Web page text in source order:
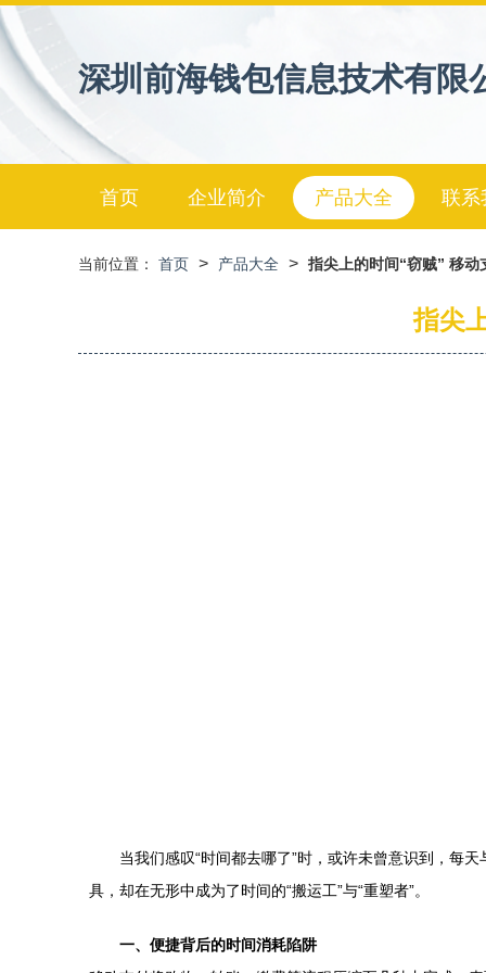
深圳前海钱包信息技术有限
首页 企业简介 产品大全 联系
当前位置： 首页 > 产品大全 > 指尖上的时间“窃贼” 移
指尖
当我们感叹“时间都去哪了”时，或许未曾意识到，
具，却在无形中成为了时间的“搬运工”与“重塑者”。
一、便捷背后的时间消耗陷阱